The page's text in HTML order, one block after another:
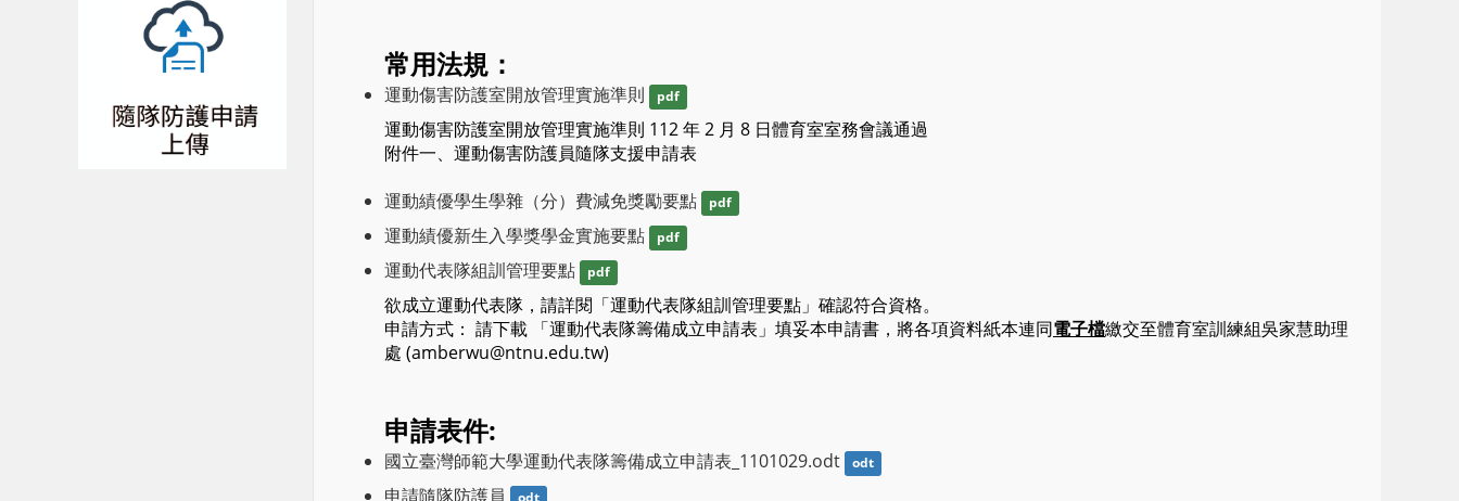
常用法規：
運動傷害防護室開放管理實施準則 pdf
運動傷害防護室開放管理實施準則 112 年 2 月 8 日體育室室務會議通過
附件一、運動傷害防護員隨隊支援申請表
運動績優學生學雜（分）費減免獎勵要點
pdf
運動績優新生入學獎學金實施要點 pdf
運動代表隊組訓管理要點 pdf
欲成立運動代表隊，請詳閱「運動代表隊組訓管理要點」確認符合資格。
申請方式： 請下載 「運動代表隊籌備成立申請表」填妥本申請書，將各項資料紙本連同電子檔繳交至體育室訓練組吳家慧助理
處 (amberwu@ntnu.edu.tw)
申請表件:
國立臺灣師範大學運動代表隊籌備成立申請表_1101029.odt odt
申請隨隊防護員 odt